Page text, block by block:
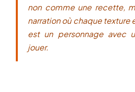
non comme une recette,
narration où chaque texture
est un personnage avec
jouer.